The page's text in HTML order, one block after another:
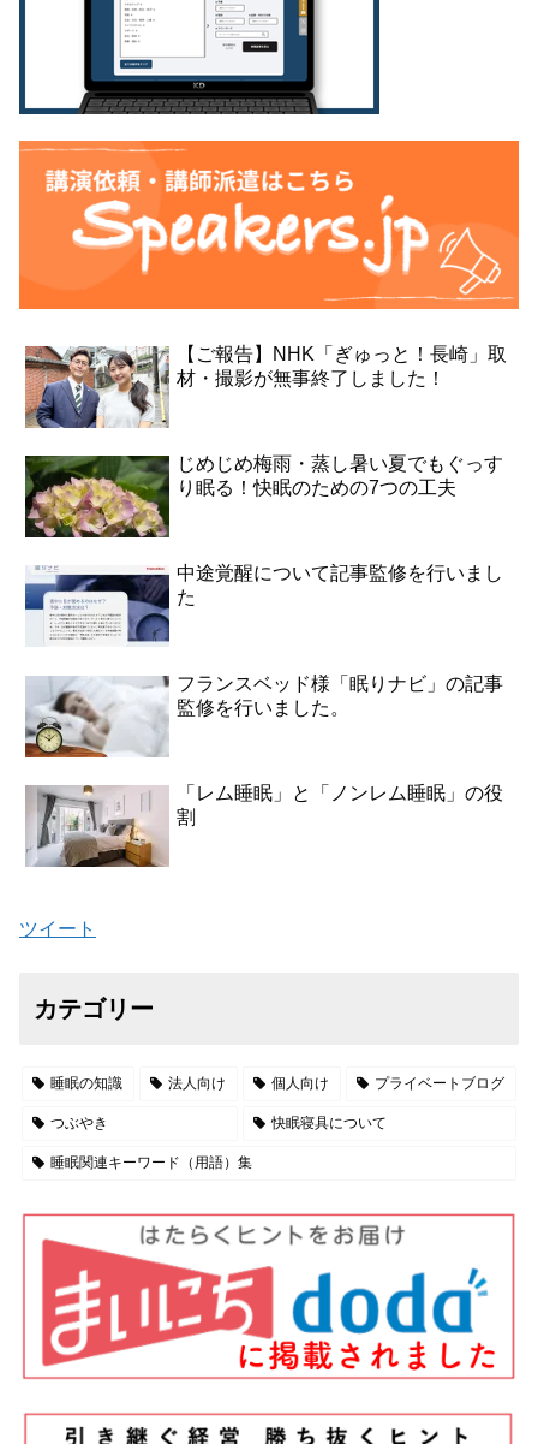
【ご報告】NHK「ぎゅっと！長崎」取
材・撮影が無事終了しました！
じめじめ梅雨・蒸し暑い夏でもぐっす
り眠る！快眠のための7つの工夫
中途覚醒について記事監修を行いまし
た
フランスベッド様「眠りナビ」の記事
監修を行いました。
「レム睡眠」と「ノンレム睡眠」の役
割
ツイート
カテゴリー
睡眠の知識 法人向け 個人向け プライベートブログ
つぶやき 快眠寝具について
睡眠関連キーワード（用語）集